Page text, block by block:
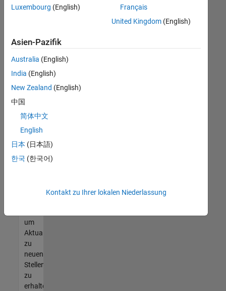
anzeigen .
noch
keine
offenen
Stellen
können,
die
Ihren
entsprechen,
werden
unseres
um
Aktualisierungen
zu
neuen
Stellenangeboten
zu
erhalten.
Luxembourg (English)
Français
United Kingdom(English)
Asien-Pazifik
Australia (English)
India (English)
New Zealand (English)
中国
简体中文
English
日本 (日本語)
한국 (한국어)
Kontakt zu Ihrer lokalen Niederlassung